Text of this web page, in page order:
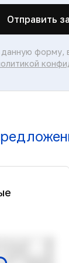
Отправить
форму,